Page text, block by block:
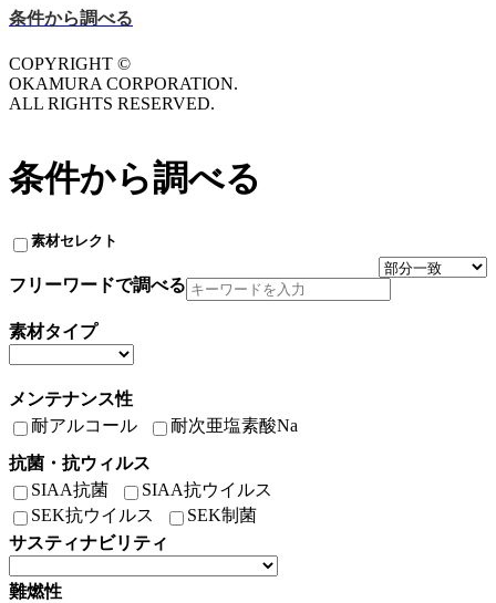
条件から調べる
COPYRIGHT ©
OKAMURA CORPORATION.
ALL RIGHTS RESERVED.
条件から調べる
素材セレクト
フリーワードで調べる
素材タイプ
メンテナンス性
耐アルコール
耐次亜塩素酸Na
抗菌・抗ウィルス
SIAA抗菌
SIAA抗ウイルス
SEK抗ウイルス
SEK制菌
サスティナビリティ
難燃性